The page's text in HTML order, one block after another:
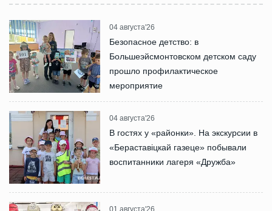
04 августа'26
Безопасное детство: в
Большеэйсмонтовском детском саду
прошло профилактическое
мероприятие
04 августа'26
В гостях у «районки». На экскурсии в
«Бераставіцкай газеце» побывали
воспитанники лагеря «Дружба»
01 августа'26